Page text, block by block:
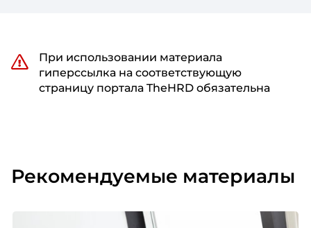
При использовании материала
гиперссылка на соответствующую
страницу портала TheHRD обязательна
Рекомендуемые материалы